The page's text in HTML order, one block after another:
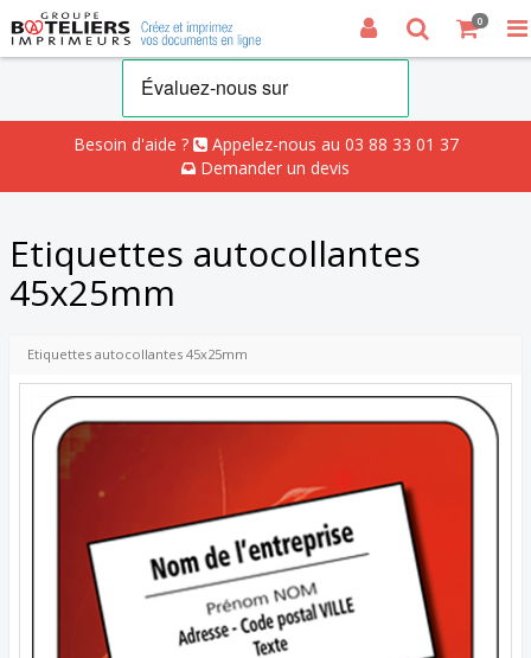
Besoin d'aide ?
Appelez-nous au 03 88 33 01 37
Demander un devis
0
Etiquettes autocollantes
45x25mm
Etiquettes autocollantes 45x25mm